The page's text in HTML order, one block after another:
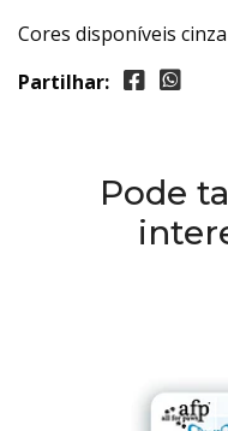
Cores disponíveis
Partilhar:
Pode